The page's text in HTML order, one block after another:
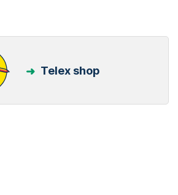
Telex shop